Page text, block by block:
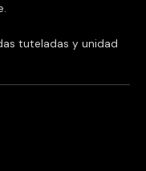
tuteladas y unidad